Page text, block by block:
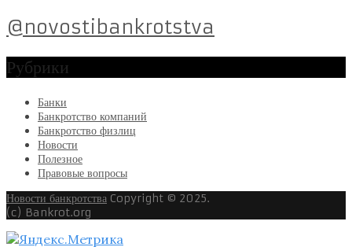
@novostibankrotstva
Рубрики
Банки
Банкротство компаний
Банкротство физлиц
Новости
Полезное
Правовые вопросы
Новости банкротства Copyright © 2025.
(c) Bankrot.org